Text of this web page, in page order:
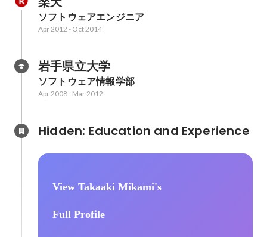
ソフトウェアエンジニア
Apr 2012 - Oct 2014
岩手県立大学
ソフトウェア情報学部
Apr 2008- Mar 2012
View Takaaki Mikami's
Full Profile